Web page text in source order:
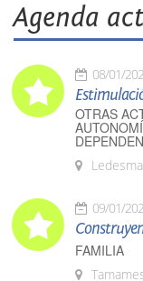
Agenda
08/01/
OTRAS
Ledesma
09/01/
FAMILIA